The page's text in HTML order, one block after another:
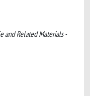
and Related Materials -